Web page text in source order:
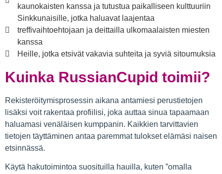
kaunokaisten kanssa ja tutustua paikalliseen kulttuuriin
Sinkkunaisille, jotka haluavat laajentaa
treffivaihtoehtojaan ja deittailla ulkomaalaisten miesten
kanssa
Heille, jotka etsivät vakavia suhteita ja syviä sitoumuksia
Kuinka RussianCupid toimii?
Rekisteröitymisprosessin aikana antamiesi perustietojen
lisäksi voit rakentaa profiilisi, joka auttaa sinua tapaamaan
haluamasi venäläisen kumppanin. Kaikkien tarvittavien
tietojen täyttäminen antaa paremmat tulokset elämäsi naisen
etsinnässä.
Käytä hakutoimintoa suosituilla hauilla, kuten ”omalla